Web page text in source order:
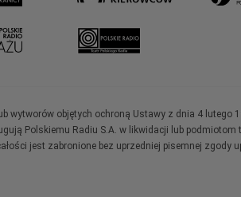
wytworów objętych ochroną Ustawy z dnia 4 lutego
Polskiemu Radiu S.A. w likwidacji lub podmiotom
jest zabronione bez uprzedniej pisemnej zgody